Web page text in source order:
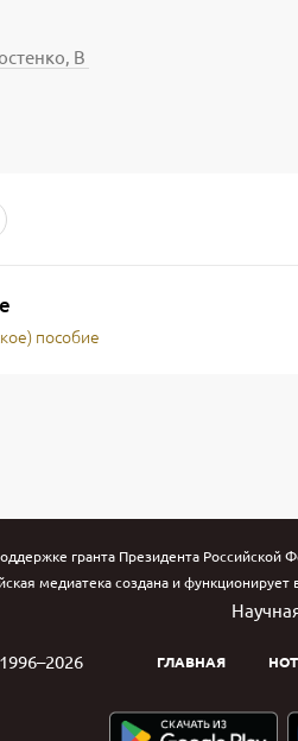
В
пособие
гранта Президента Российской
медиатека создана и
ГЛАВНАЯ